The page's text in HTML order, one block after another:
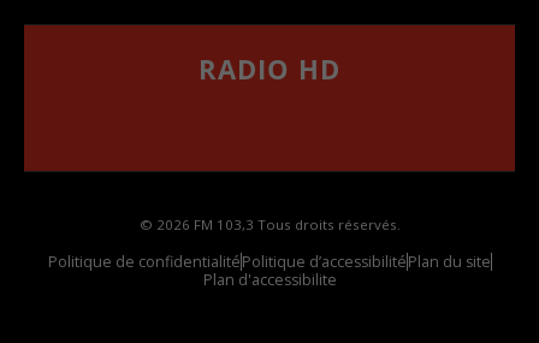
RADIO HD
© 2026 FM 103,3 Tous droits réservés.
Politique de confidentialitéPolitique d’accessibilitéPlan du site
Plan d'accessibilite